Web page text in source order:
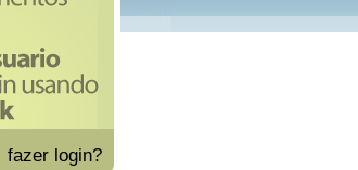
fazer login?